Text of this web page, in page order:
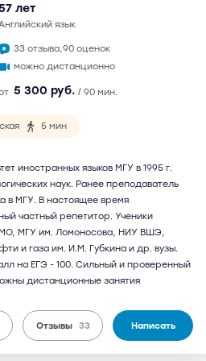
лет
английский язык
33 отзыва,90 оценок
можно дистанционно
5 300 руб. / 90 мин.
5 мин
иностранных языков МГУ в 1995 г.
наук. Ранее преподаватель
в МГУ. В настоящее время
частный репетитор. Ученики
МГУ им. Ломоносова, НИУ ВШЭ,
и газа им. И.М. Губкина и др. вузы.
на ЕГЭ - 100. Сильный и проверенный
дистанционные занятия
Отзывы 33 Написать